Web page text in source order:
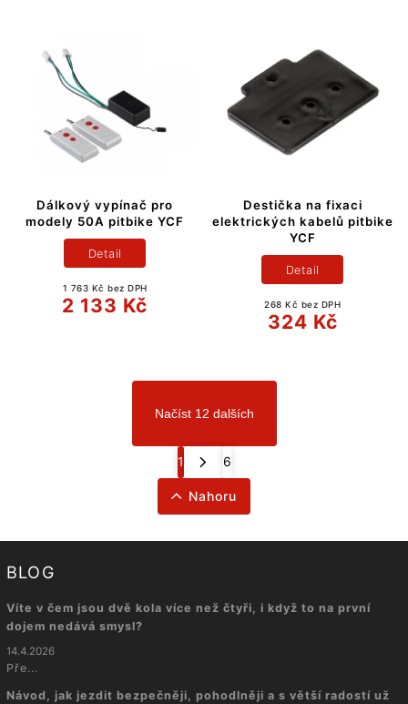
Dálkový vypínač pro
modely 50A pitbike YCF
1 763 Kč bez DPH
2 133 Kč
Detail
Destička na fixaci
elektrických kabelů pitbike
YCF
268 Kč bez DPH
324 Kč
Detail
Načíst 12 dalších
1 6
Nahoru
BLOG
Víte v čem jsou dvě kola více než čtyři, i když to na první
dojem nedává smysl?
14.4.2026
Pře...
Návod, jak jezdit bezpečněji, pohodlněji a s větší radostí už